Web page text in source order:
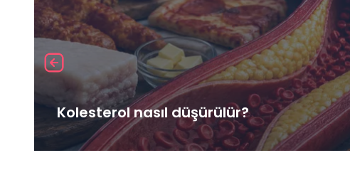
Kolesterol nasıl düşürülür?